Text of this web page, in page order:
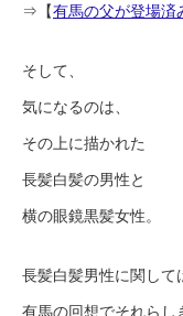
⇒【有馬の父が登場済
そして、
気になるのは、
その上に描かれた
長髪白髪の男性と
横の眼鏡黒髪女性。
長髪白髪男性に関して
有馬の回想でそれらし